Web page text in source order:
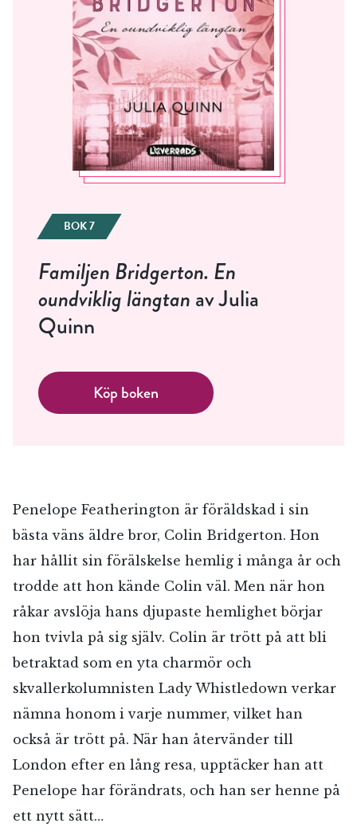
BOK 7
Familjen Bridgerton. En
oundviklig längtanav Julia
Quinn
Köp boken
Penelope Featherington är föräldskad i sin
bästa väns äldre bror, Colin Bridgerton. Hon
har hållit sin förälskelse hemlig i många år och
trodde att hon kände Colin väl. Men när hon
råkar avslöja hans djupaste hemlighet börjar
hon tvivla på sig själv. Colin är trött på att bli
betraktad som en yta charmör och
skvallerkolumnisten Lady Whistledown verkar
nämna honom i varje nummer, vilket han
också är trött på. När han återvänder till
London efter en lång resa, upptäcker han att
Penelope har förändrats, och han ser henne på
ett nytt sätt…